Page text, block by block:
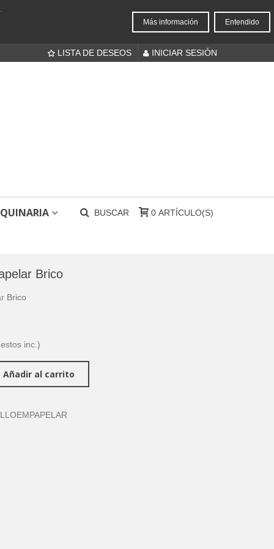
Más información Entendido
LISTA DE DESEOS INICIAR SESIÓN
BUSCAR 0 ARTÍCULO(S)
Brico
Brico
inc.)
Añadir al carrito